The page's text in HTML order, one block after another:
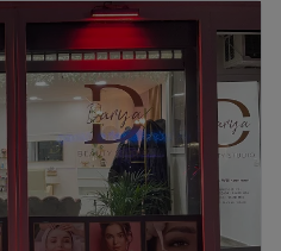
08:00
08:00
18:00
08:00–18:00
08:00– 17:00
09:00–16:00
Geschlossen
House of Beauty in
deine top Adresse, wenn du